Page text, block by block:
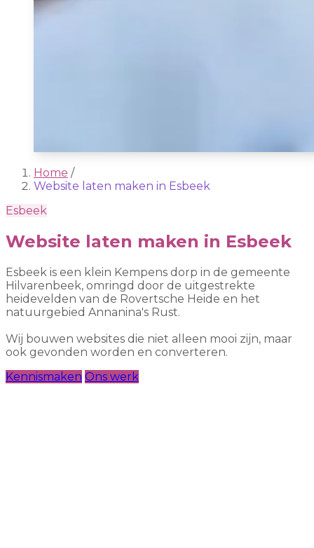
Home /
Website laten maken in Esbeek
Esbeek
Website laten maken in Esbeek
Esbeek is een klein Kempens dorp in de gemeente
Hilvarenbeek, omringd door de uitgestrekte
heidevelden van de Rovertsche Heide en het
natuurgebied Annanina's Rust.
Wij bouwen websites die niet alleen mooi zijn, maar
ook gevonden worden en converteren.
Kennismaken Ons werk